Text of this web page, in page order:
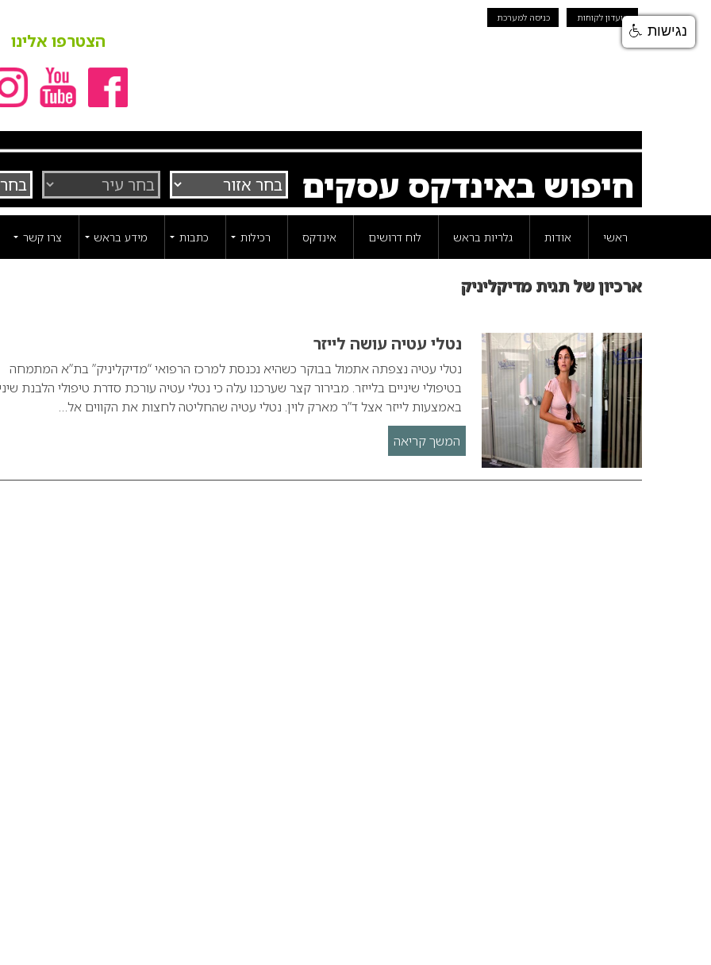
מועדון לקוחות כניסה למערכת
הצטרפו אלינו
חיפוש באינדקס עסקים
ראשי אודות גלריות בראש לוח דרושים אינדקס רכילות כתבות מידע בראש צרו קשר
ארכיון של תגית מדיקליניק
נטלי עטיה עושה לייזר
נטלי עטיה נצפתה אתמול בבוקר כשהיא נכנסת למרכז הרפואי “מדיקליניק” בת”א המתמחה
בטיפולי שיניים בלייזר. מבירור קצר שערכנו עלה כי נטלי עטיה עורכת סדרת טיפולי הלבנת
באמצעות לייזר אצל ד”ר מארק לוין. נטלי עטיה שהחליטה לחצות את הקווים אל…
המשך קריאה
נגישות